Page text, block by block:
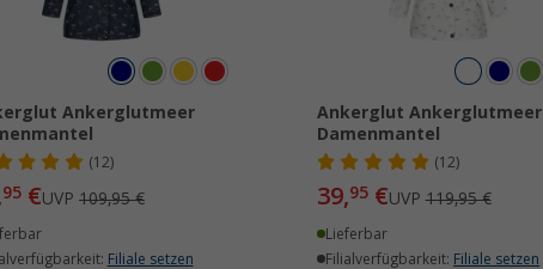
Ankerglutmeer
(12)
95 €UVP109,95 €
Filiale setzen
Ankerglut Ankerglutmeer
Damenmantel
(12)
39,95€UVP119,95 €
Lieferbar
Filialverfügbarkeit: Filiale setzen